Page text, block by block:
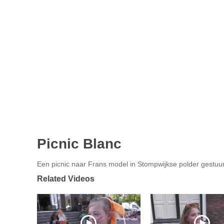
Picnic Blanc
Een picnic naar Frans model in Stompwijkse polder
Related Videos